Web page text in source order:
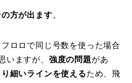
方が出ます。
ロロで同じ号数を使った場合
いますが、 強度の問題があ
細いラインを使えるため、飛